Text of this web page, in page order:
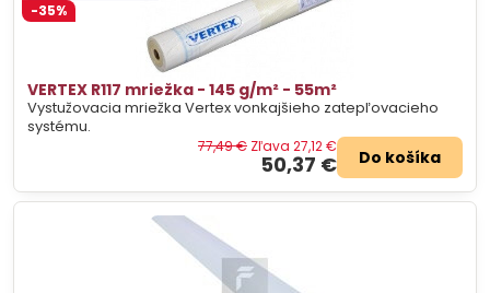
VERTEX R117 mriežka - 145 g/m² - 55m²
-35%
Vystužovacia mriežka Vertex vonkajšieho zatepľovacieho
systému.
50,37 €
77,49 € Zľava 27,12 €
Do košíka